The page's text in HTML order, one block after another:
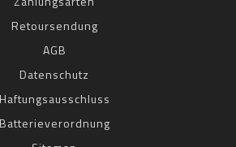
Retoursendung
AGB
Datenschutz
Haftungsausschluss
Batterieverordnung